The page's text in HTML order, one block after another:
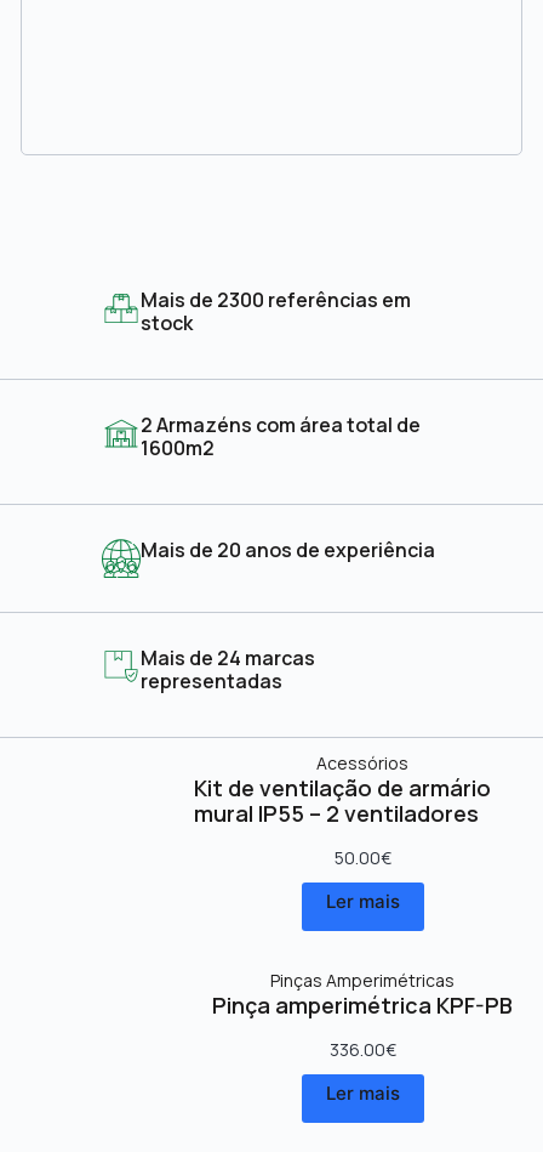
Mais de 2300 referências em
stock
2 Armazéns com área total de
1600m2
Mais de 20 anos de experiência
Mais de 24 marcas
representadas
Acessórios
Kit de ventilação de armário
mural IP55 – 2 ventiladores
50.00€
Ler mais
Pinças Amperimétricas
Pinça amperimétrica KPF-PB
336.00€
Ler mais